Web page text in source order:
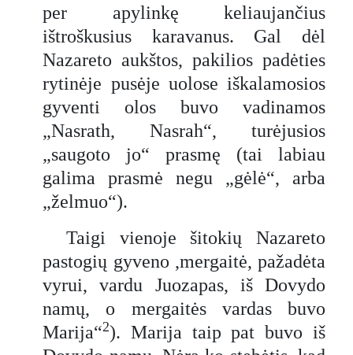
per apylinkę keliaujančius
ištroškusius karavanus. Gal dėl
Nazareto aukštos, pakilios padėties
rytinėje pusėje uolose iškalamosios
gyventi olos buvo vadinamos
„Nasrath, Nasrah“, turėjusios
„saugoto jo“ prasmę (tai labiau
galima prasmė negu „gėlė“, arba
„želmuo“).
Taigi vienoje šitokių Nazareto
pastogių gyveno ,mergaitė, pažadėta
vyrui, vardu Juozapas, iš Dovydo
namų, o mergaitės vardas buvo
Marija“2). Marija taip pat buvo iš